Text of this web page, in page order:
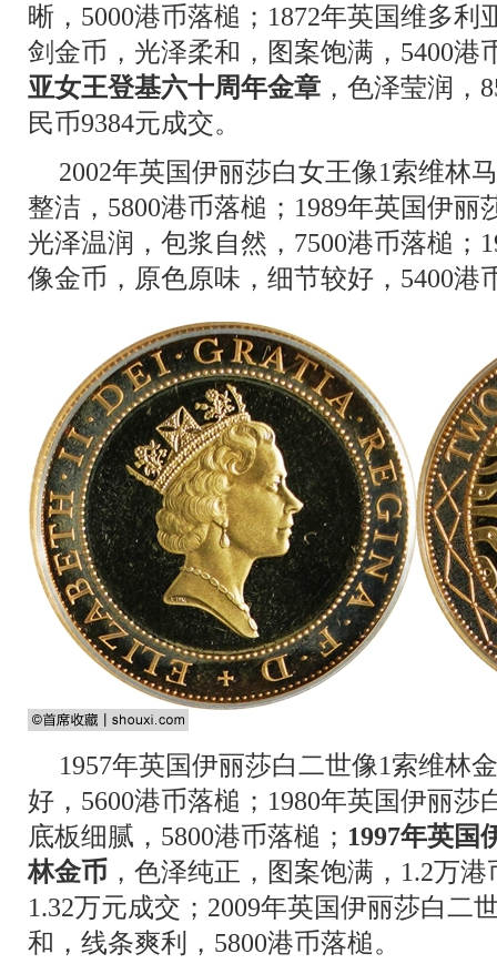
晰，5000港币落槌；1872年英国维多
剑金币，光泽柔和，图案饱满，5400港
亚女王登基六十周年金章 ，色泽莹润，
民币9384元成交。
2002年英国伊丽莎白女王像1索维林
整洁，5800港币落槌；1989年英国伊
光泽温润，包浆自然，7500港币落槌；
像金币，原色原味，细节较好，5400港
1957年英国伊丽莎白二世像1索维林
好，5600港币落槌；1980年英国伊丽
底板细腻，5800港币落槌； 1997年英国
林金币 ，色泽纯正，图案饱满，1.2万
1.32万元成交；2009年英国伊丽莎白二
和，线条爽利，5800港币落槌。